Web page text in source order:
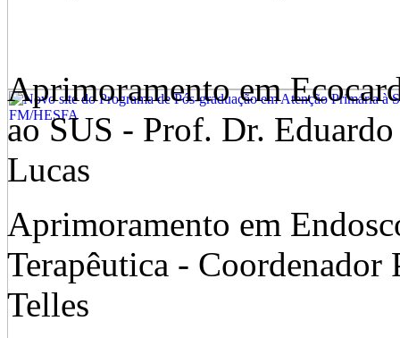
Aprimoramento em
ao SUS - Prof. Dr.
Lucas
Aprimoramento em
Terapêutica -
Telles